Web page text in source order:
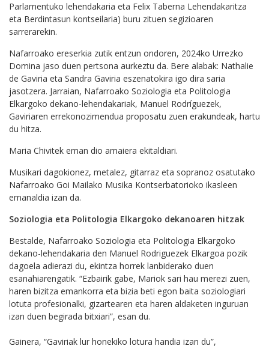
Parlamentuko lehendakaria eta Felix Taberna Lehendakaritza
eta Berdintasun kontseilaria) buru zituen segizioaren
sarrerarekin.
Nafarroako ereserkia zutik entzun ondoren, 2024ko Urrezko
Domina jaso duen pertsona aurkeztu da. Bere alabak: Nathalie
de Gaviria eta Sandra Gaviria eszenatokira igo dira saria
jasotzera. Jarraian, Nafarroako Soziologia eta Politologia
Elkargoko dekano-lehendakariak, Manuel Rodríguezek,
Gaviriaren errekonozimendua proposatu zuen erakundeak, hartu
du hitza.
Maria Chivitek eman dio amaiera ekitaldiari.
Musikari dagokionez, metalez, gitarraz eta sopranoz osatutako
Nafarroako Goi Mailako Musika Kontserbatorioko ikasleen
emanaldia izan da.
Soziologia eta Politologia Elkargoko dekanoaren hitzak
Bestalde, Nafarroako Soziologia eta Politologia Elkargoko
dekano-lehendakaria den Manuel Rodriguezek Elkargoa pozik
dagoela adierazi du, ekintza horrek lanbiderako duen
esanahiarengatik. “Ezbairik gabe, Mariok sari hau merezi zuen,
haren bizitza emankorra eta bizia beti egon baita soziologiari
lotuta profesionalki, gizartearen eta haren aldaketen inguruan
izan duen begirada bitxiari”, esan du.
Gainera, “Gaviriak lur honekiko lotura handia izan du”,